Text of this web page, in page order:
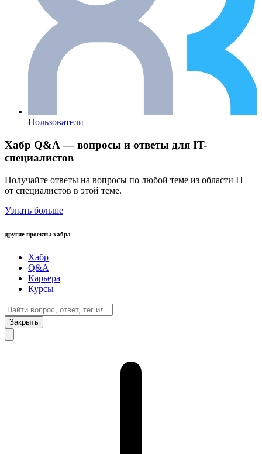
Пользователи
Хабр Q&A — вопросы и ответы для IT-
специалистов
Получайте ответы на вопросы по любой теме из области IT
от специалистов в этой теме.
Узнать больше
другие проекты хабра
Хабр
Q&A
Карьера
Курсы
Закрыть